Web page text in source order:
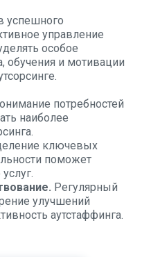
успешного
управление
особое
обучения и мотивации
потребностей
наиболее
ключевых
поможет
Регулярный
улучшений
аутстаффинга.